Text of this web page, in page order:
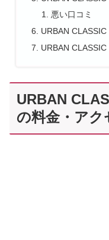
悪い口コミ
URBAN
URBAN
URBAN
の料金・アク